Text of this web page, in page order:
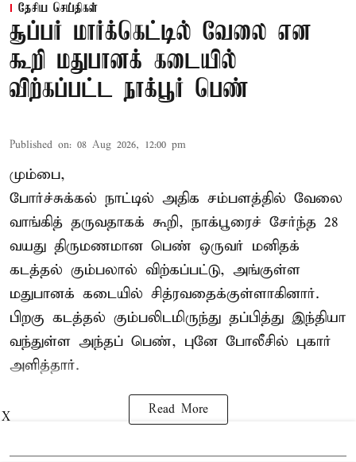
தேசிய செய்திகள்
சூப்பர் மார்க்கெட்டில் வேலை என
கூறி மதுபானக் கடையில்
விற்கப்பட்ட நாக்பூர் பெண்
Published on: 08 Aug 2026, 12:00 pm
மும்பை,
போர்ச்சுக்கல் நாட்டில் அதிக சம்பளத்தில் வேலை
வாங்கித் தருவதாகக் கூறி, நாக்பூரைச் சேர்ந்த 28
வயது திருமணமான பெண் ஒருவர் மனிதக்
கடத்தல் கும்பலால் விற்கப்பட்டு, அங்குள்ள
மதுபானக் கடையில் சித்ரவதைக்குள்ளாகினார்.
பிறகு கடத்தல் கும்பலிடமிருந்து தப்பித்து இந்தியா
வந்துள்ள அந்தப் பெண், புனே போலீசில் புகார்
அளித்தார்.
Read More
X